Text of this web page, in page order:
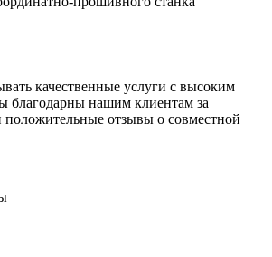
качественные услуги с высоким
благодарны нашим клиентам за
положительные отзывы о совместной